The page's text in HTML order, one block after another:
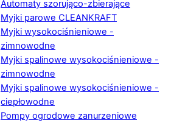
Automaty szorująco-zbierające
Myjki parowe CLEANKRAFT
Myjki wysokociśnieniowe -
zimnowodne
Myjki spalinowe wysokociśnieniowe -
zimnowodne
Myjki spalinowe wysokociśnieniowe -
ciepłowodne
Pompy ogrodowe zanurzeniowe